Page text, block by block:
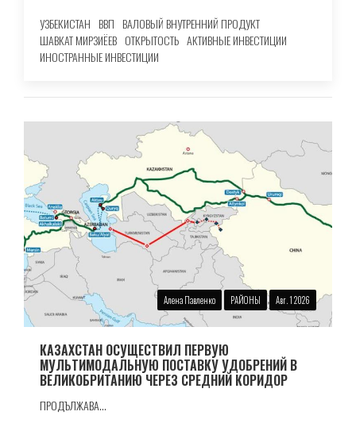
УЗБЕКИСТАН ВВП ВАЛОВЫЙ ВНУТРЕННИЙ ПРОДУКТ
ШАВКАТ МИРЗИЁЕВ ОТКРЫТОСТЬ АКТИВНЫЕ ИНВЕСТИЦИИ
ИНОСТРАННЫЕ ИНВЕСТИЦИИ
Алена Павленко РАЙОНЫ Авг. 1 2026
КАЗАХСТАН ОСУЩЕСТВИЛ ПЕРВУЮ
МУЛЬТИМОДАЛЬНУЮ ПОСТАВКУ УДОБРЕНИЙ В
ВЕЛИКОБРИТАНИЮ ЧЕРЕЗ СРЕДНИЙ КОРИДОР
ПРОДЪЛЖАВА...